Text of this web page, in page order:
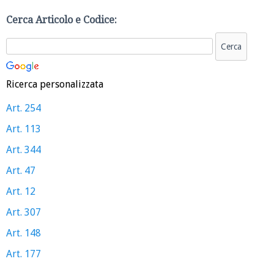
Cerca Articolo e Codice:
Ricerca personalizzata
Art. 254
Art. 113
Art. 344
Art. 47
Art. 12
Art. 307
Art. 148
Art. 177